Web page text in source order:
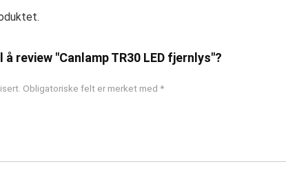
review "Canlamp TR30 LED fjernlys"?
Obligatoriske felt er merket med *